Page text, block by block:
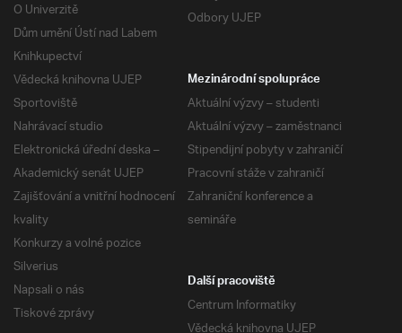
Odbory UJEP
O Univerzitě
Dům umění Ústí nad Labem
Knihkupectví
Vědecká knihovna UJEP
Sportoviště
Nahrávací studio
Elektronická úřední deska –
Akademický senát UJEP
Zajišťování a vnitřní hodnocení
kvality
Konkurzy a volné pozice
Silverius
Napsali o nás
Tiskové zprávy
Mezinárodní spolupráce
Aktuální výzvy – studenti
Aktuální výzvy – zaměstnanci
Stipendijní pobyty v zahraničí
Pracovní stáže v zahraničí
Zahraniční konference a
semináře
Další pracoviště
Centrum Informatiky